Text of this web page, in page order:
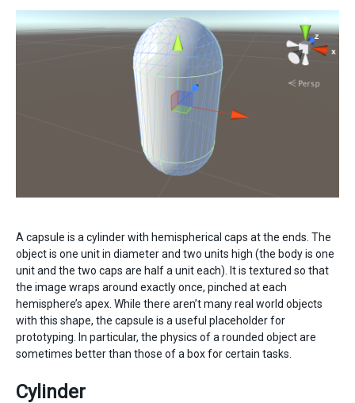
A capsule is a cylinder with hemispherical caps at the ends. The
object is one unit in diameter and two units high (the body is one
unit and the two caps are half a unit each). It is textured so that
the image wraps around exactly once, pinched at each
hemisphere’s apex. While there aren’t many real world objects
with this shape, the capsule is a useful placeholder for
prototyping. In particular, the physics of a rounded object are
sometimes better than those of a box for certain tasks.
Cylinder